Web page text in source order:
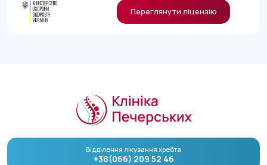
Переглянути ліцензію
Відділення лікування хребта
+38(066) 209 52 46